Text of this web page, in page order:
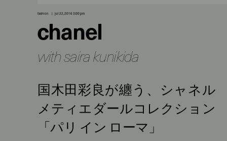
fashion jul 22, 2016 3:00 pm
chanel
with saira kunikida